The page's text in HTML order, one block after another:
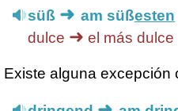
süß ➜ am süßesten
dulce ➜ el más dulce
Existe alguna excepción